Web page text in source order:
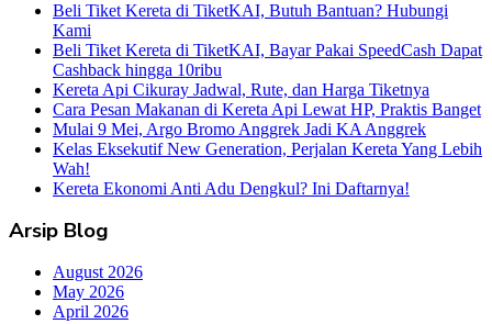
Beli Tiket Kereta di TiketKAI, Butuh Bantuan? Hubungi
Kami
Beli Tiket Kereta di TiketKAI, Bayar Pakai SpeedCash Dapat
Cashback hingga 10ribu
Kereta Api Cikuray Jadwal, Rute, dan Harga Tiketnya
Cara Pesan Makanan di Kereta Api Lewat HP, Praktis Banget
Mulai 9 Mei, Argo Bromo Anggrek Jadi KA Anggrek
Kelas Eksekutif New Generation, Perjalan Kereta Yang Lebih
Wah!
Kereta Ekonomi Anti Adu Dengkul? Ini Daftarnya!
Arsip Blog
August 2026
May 2026
April 2026